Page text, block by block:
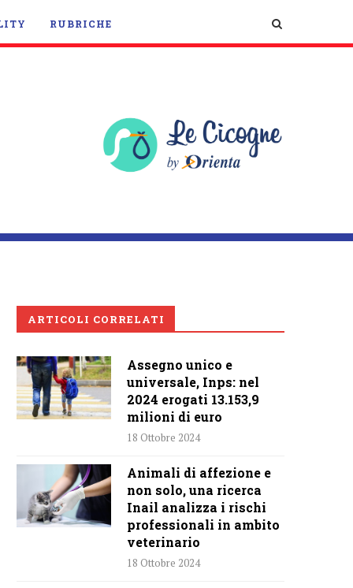
RUBRICHE
ARTICOLI CORRELATI
Assegno unico e
universale, Inps: nel
2024 erogati 13.153,9
milioni di euro
18 Ottobre 2024
Animali di affezione e
non solo, una ricerca
Inail analizza i rischi
professionali in ambito
veterinario
18 Ottobre 2024